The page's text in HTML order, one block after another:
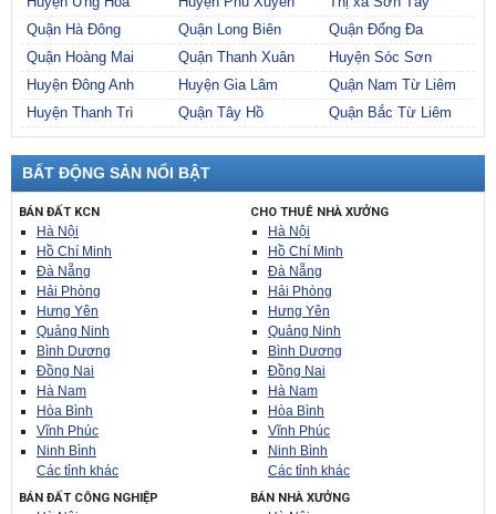
Quận Hà Đông
Quận Long Biên
Quận Đống Đa
Quận Hoàng Mai
Quận Thanh Xuân
Huyện Sóc Sơn
Huyện Đông Anh
Huyện Gia Lâm
Quận Nam Từ Liêm
Huyện Thanh Trì
Quận Tây Hồ Quận Bắc Từ Liêm
BẤT ĐỘNG SẢN NỔI BẬT
BÁN ĐẤT KCN
Hà Nội
Hồ Chí Minh
Đà Nẵng
Hải Phòng
Hưng Yên
Quảng Ninh
Bình Dương
Đồng Nai
Hà Nam
Hòa Bình
Vĩnh Phúc
Ninh Bình
Các tỉnh khác
CHO THUÊ NHÀ XƯỞNG
Hà Nội
Hồ Chí Minh
Đà Nẵng
Hải Phòng
Hưng Yên
Quảng Ninh
Bình Dương
Đồng Nai
Hà Nam
Hòa Bình
Vĩnh Phúc
Ninh Bình
Các tỉnh khác
BÁN ĐẤT CÔNG NGHIỆP BÁN NHÀ XƯỞNG